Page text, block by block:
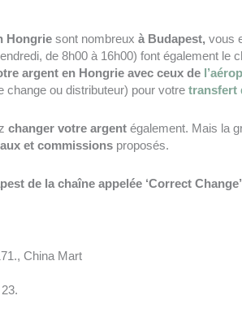
Hongrie sont nombreux à Budapest, vous
de 8h00 à 16h00) font également le
argent en Hongrie avec ceux de
change ou distributeur) pour votre transfert
changer votre argent également. Mais la
et commissions proposés.
de la chaîne appelée ‘Correct Change’
China Mart